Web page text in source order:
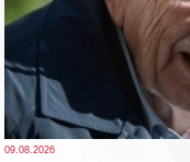
09.08.2026